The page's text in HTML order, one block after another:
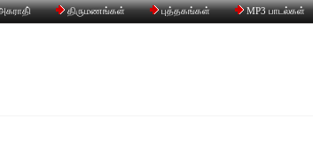
திருமணங்கள் புத்தகங்கள் MP3 பாடல்கள்